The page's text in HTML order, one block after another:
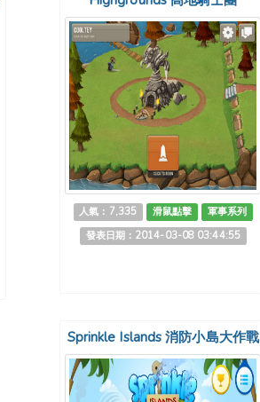
人氣：7,335 滑鼠點擊
軍事系列
發表日期：2014-03-08 03:44:55
Sprinkle Islands 消防小島大作戰